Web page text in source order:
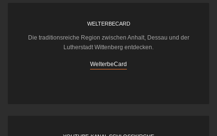
WELTERBECARD
Die traditionsreiche Region zwischen Anhalt, Dessau und der
Lutherstadt Wittenberg entdecken.
WelterbeCard